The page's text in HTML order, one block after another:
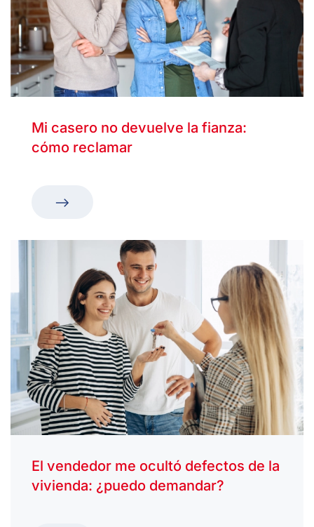
Mi casero no devuelve la fianza:
cómo reclamar
El vendedor me ocultó defectos de la
vivienda: ¿puedo demandar?